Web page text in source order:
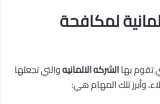
لمكافحة
تقوم بهاالشركه الالمانيهوالتي تجعلها
وأبرز تلك المهام هي: